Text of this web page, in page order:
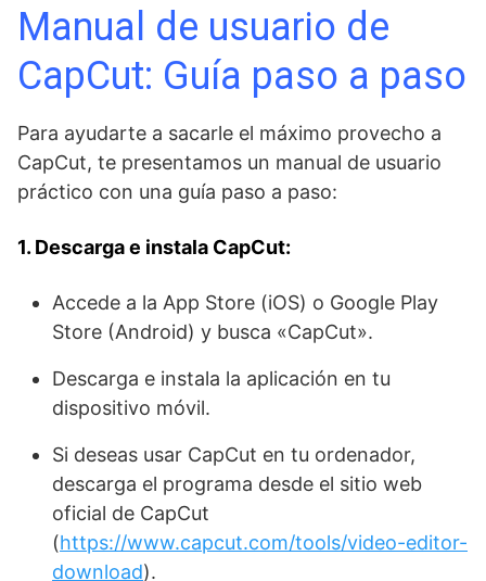
Manual de usuario de
CapCut: Guía paso a paso
Para ayudarte a sacarle el máximo provecho a
CapCut, te presentamos un manual de usuario
práctico con una guía paso a paso:
1. Descarga e instala CapCut:
Accede a la App Store (iOS) o Google Play
Store (Android) y busca «CapCut».
Descarga e instala la aplicación en tu
dispositivo móvil.
Si deseas usar CapCut en tu ordenador,
descarga el programa desde el sitio web
oficial de CapCut
(https://www.capcut.com/tools/video-editor-
download).